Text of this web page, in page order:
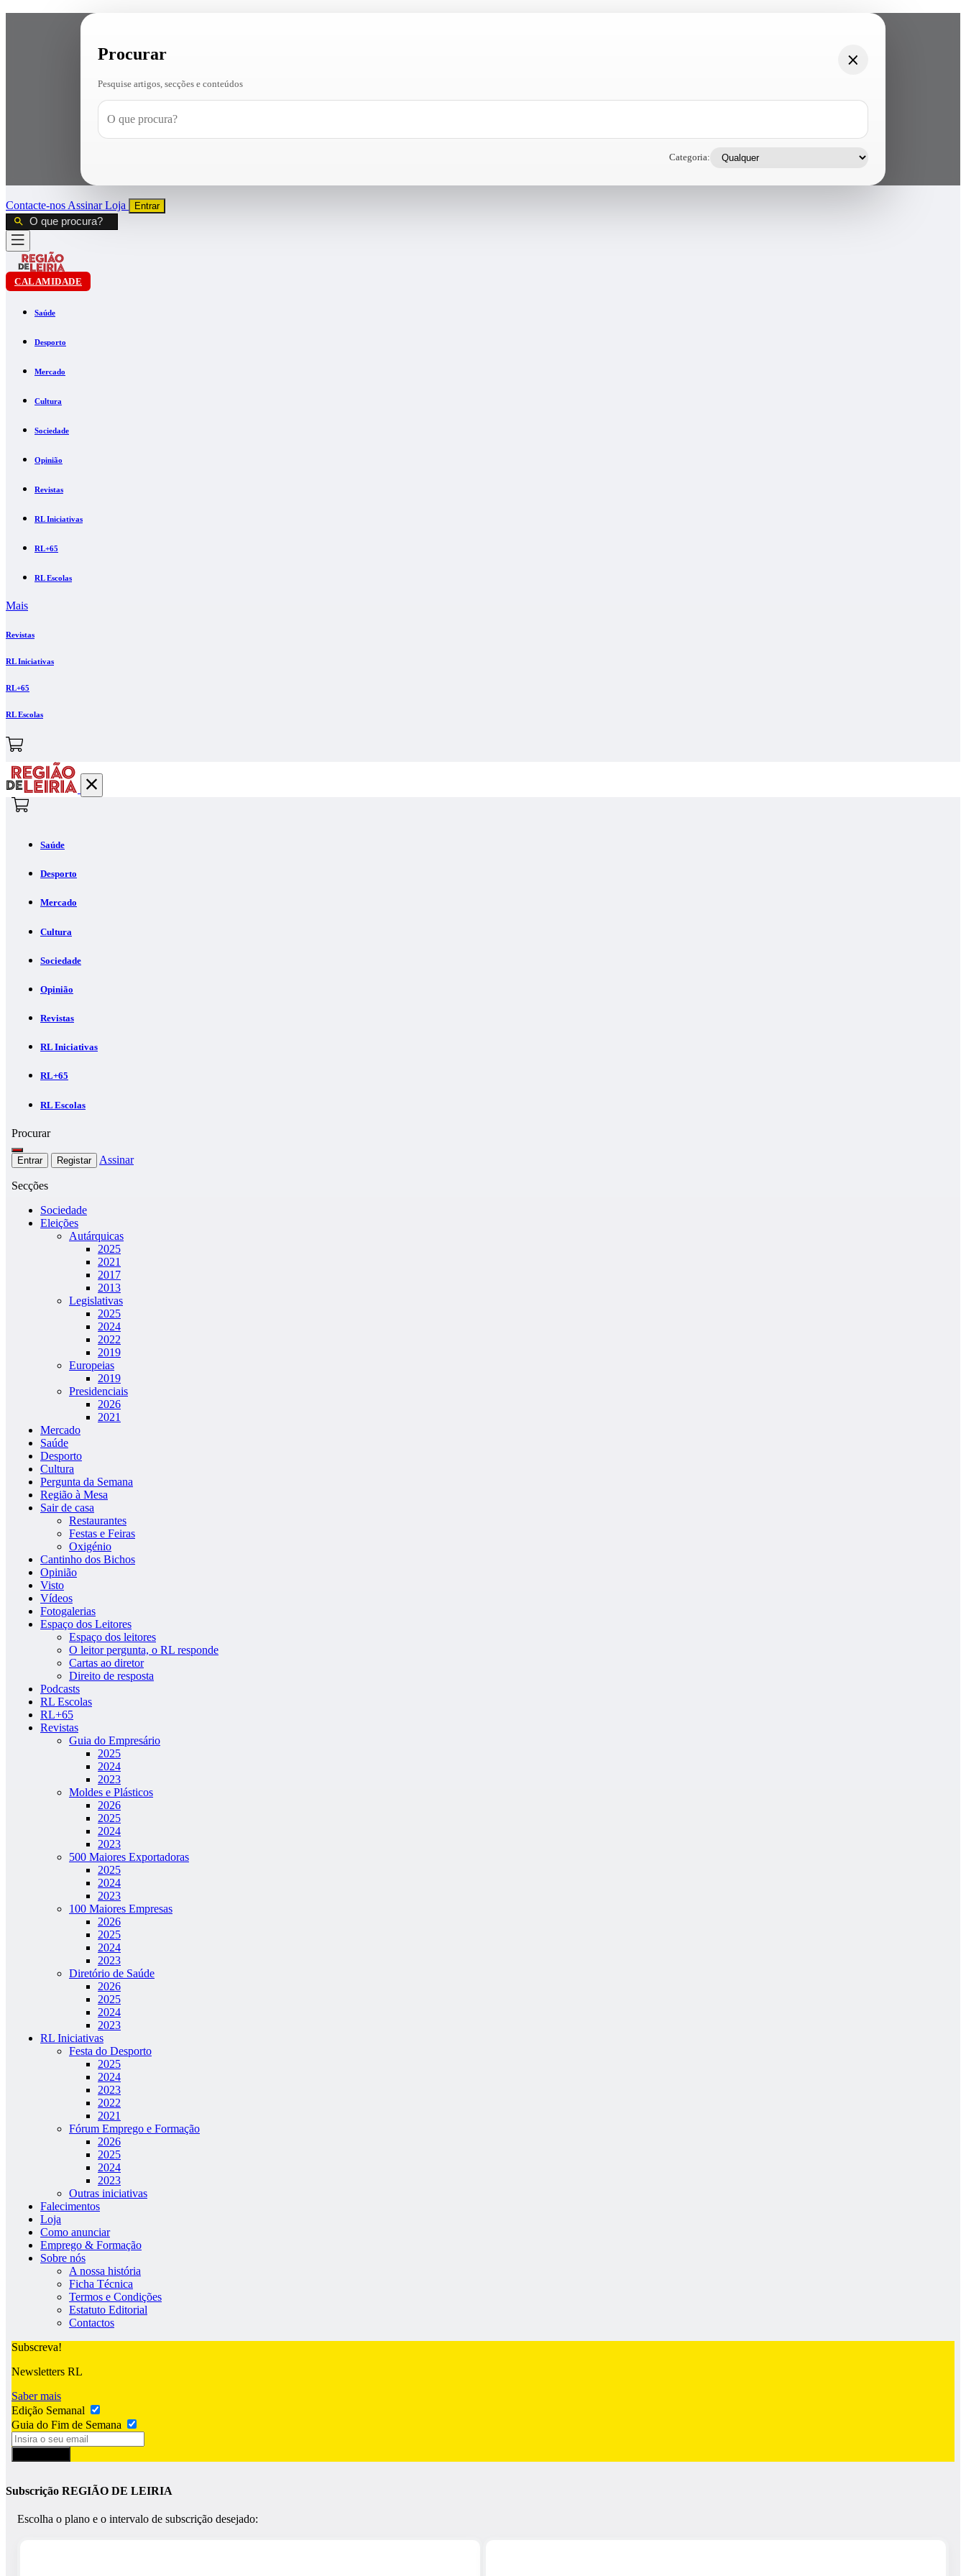
Procurar
Pesquise artigos, secções e conteúdos
Categoria:
Contacte-nos AssinarLoja Entrar
CALAMIDADE
Saúde
Desporto
Mercado
Cultura
Sociedade
Opinião
Revistas
RL Iniciativas
RL+65
RL Escolas
Mais
Revistas
RL Iniciativas
RL+65
RL Escolas
Saúde
Desporto
Mercado
Cultura
Sociedade
Opinião
Revistas
RL Iniciativas
RL+65
RL Escolas
Procurar
Entrar Registar Assinar
Secções
Sociedade
Eleições
Autárquicas
2025
2021
2017
2013
Legislativas
2025
2024
2022
2019
Europeias
2019
Presidenciais
2026
2021
Mercado
Saúde
Desporto
Cultura
Pergunta da Semana
Região à Mesa
Sair de casa
Restaurantes
Festas e Feiras
Oxigénio
Cantinho dos Bichos
Opinião
Visto
Vídeos
Fotogalerias
Espaço dos Leitores
Espaço dos leitores
O leitor pergunta, o RL responde
Cartas ao diretor
Direito de resposta
Podcasts
RL Escolas
RL+65
Revistas
Guia do Empresário
2025
2024
2023
Moldes e Plásticos
2026
2025
2024
2023
500 Maiores Exportadoras
2025
2024
2023
100 Maiores Empresas
2026
2025
2024
2023
Diretório de Saúde
2026
2025
2024
2023
RL Iniciativas
Festa do Desporto
2025
2024
2023
2022
2021
Fórum Emprego e Formação
2026
2025
2024
2023
Outras iniciativas
Falecimentos
Loja
Como anunciar
Emprego & Formação
Sobre nós
A nossa história
Ficha Técnica
Termos e Condições
Estatuto Editorial
Contactos
Subscreva!
Newsletters RL
Saber mais
Edição Semanal
Guia do Fim de Semana
Subscrição REGIÃO DE LEIRIA
Escolha o plano e o intervalo de subscrição desejado: